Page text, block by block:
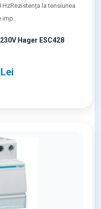
Hager ESC428
HzRezistența la tensiunea
imp..